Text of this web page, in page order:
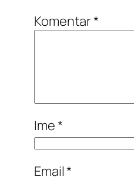
Komentar*
Ime*
Email*